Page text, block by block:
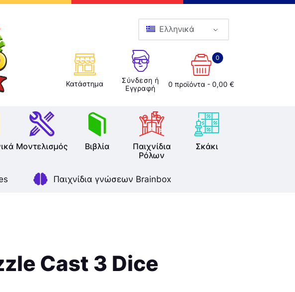
Ελληνικά
Κατάστημα
Σύνδεση ή
Εγγραφή
0 προϊόντα - 0,00 €
0
Μοντελισμός Βιβλία
Παιχνίδια
Ρόλων
Σκάκι
Παιχνίδια γνώσεων Brainbox
Cast 3 Dice